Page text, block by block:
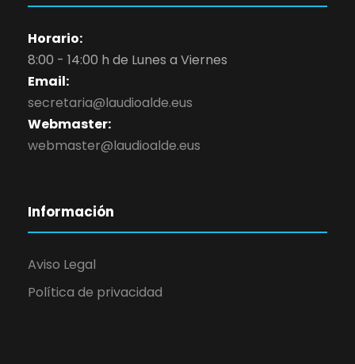
Horario:
8:00 - 14:00 h de Lunes a Viernes
Email:
secretaria@laudioalde.eus
Webmaster:
webmaster@laudioalde.eus
Información
Aviso Legal
Política de privacidad